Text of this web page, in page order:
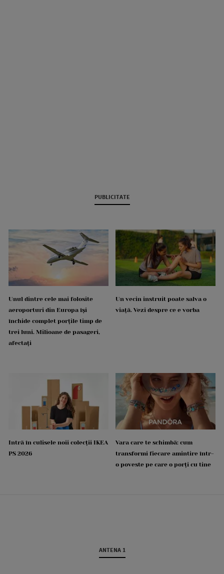
PUBLICITATE
Unul dintre cele mai folosite
aeroporturi din Europa își
închide complet porțile timp de
trei luni. Milioane de pasageri,
afectați
Un vecin instruit poate salva o
viață. Vezi despre ce e vorba
Intră în culisele noii colecții IKEA
PS 2026
Vara care te schimbă: cum
transformi fiecare amintire într-
o poveste pe care o porți cu tine
ANTENA 1